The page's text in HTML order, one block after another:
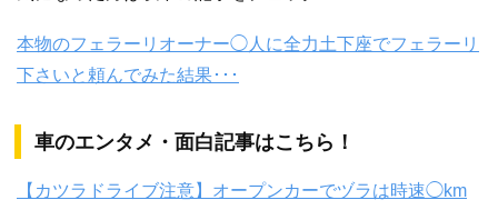
本物のフェラーリオーナー◯人に全力土下座でフェラーリ
下さいと頼んでみた結果･･･
車のエンタメ・面白記事はこちら！
【カツラドライブ注意】オープンカーでヅラは時速◯km